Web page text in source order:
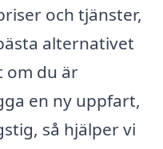
och tjänster,
alternativet
om du är
en ny uppfart,
så hjälper vi